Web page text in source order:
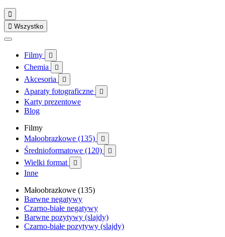

 Wszystko
Filmy 
Chemia 
Akcesoria 
Aparaty fotograficzne 
Karty prezentowe
Blog
Filmy
Małoobrazkowe (135)

Średnioformatowe (120) 
Wielki format 
Inne
Małoobrazkowe (135)
Barwne negatywy
Czarno-białe negatywy
Barwne pozytywy (slajdy)
Czarno-białe pozytywy (slajdy)